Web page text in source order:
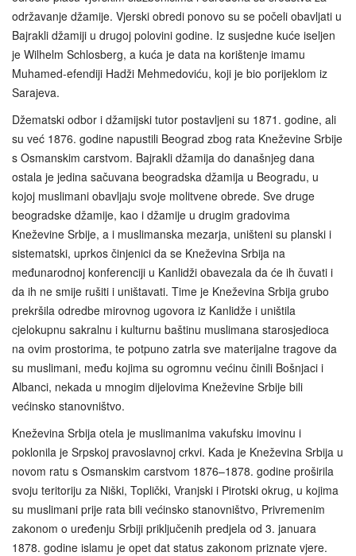
održavanje džamije. Vjerski obredi ponovo su se počeli obavljati u
Bajrakli džamiji u drugoj polovini godine. Iz susjedne kuće iseljen
je Wilhelm Schlosberg, a kuća je data na korištenje imamu
Muhamed-efendiji Hadži Mehmedoviću, koji je bio porijeklom iz
Sarajeva.
Džematski odbor i džamijski tutor postavljeni su 1871. godine, ali
su već 1876. godine napustili Beograd zbog rata Kneževine Srbije
s Osmanskim carstvom. Bajrakli džamija do današnjeg dana
ostala je jedina sačuvana beogradska džamija u Beogradu, u
kojoj muslimani obavljaju svoje molitvene obrede. Sve druge
beogradske džamije, kao i džamije u drugim gradovima
Kneževine Srbije, a i muslimanska mezarja, uništeni su planski i
sistematski, uprkos činjenici da se Kneževina Srbija na
međunarodnoj konferenciji u Kanlidži obavezala da će ih čuvati i
da ih ne smije rušiti i uništavati. Time je Kneževina Srbija grubo
prekršila odredbe mirovnog ugovora iz Kanlidže i uništila
cjelokupnu sakralnu i kulturnu baštinu muslimana starosjedioca
na ovim prostorima, te potpuno zatrla sve materijalne tragove da
su muslimani, među kojima su ogromnu većinu činili Bošnjaci i
Albanci, nekada u mnogim dijelovima Kneževine Srbije bili
većinsko stanovništvo.
Kneževina Srbija otela je muslimanima vakufsku imovinu i
poklonila je Srpskoj pravoslavnoj crkvi. Kada je Kneževina Srbija u
novom ratu s Osmanskim carstvom 1876–1878. godine proširila
svoju teritoriju za Niški, Toplički, Vranjski i Pirotski okrug, u kojima
su muslimani prije rata bili većinsko stanovništvo, Privremenim
zakonom o uređenju Srbiji priključenih predjela od 3. januara
1878. godine islamu je opet dat status zakonom priznate vjere.